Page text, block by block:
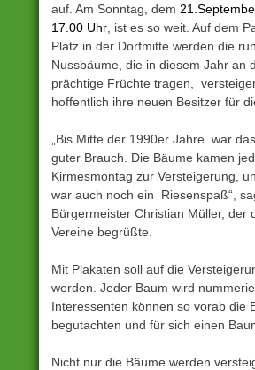
auf. Am Sonntag, dem
17.00 Uhr , ist es so weit. Auf dem
Platz in der Dorfmitte werden die
Nussbäume, die in diesem Jahr an
prächtige Früchte tragen,
hoffentlich ihre neuen Besitzer für
„Bis Mitte der 1990er Jahre war
guter Brauch. Die Bäume kamen
Kirmesmontag zur Versteigerung,
war auch noch ein Riesenspaß“,
Bürgermeister Christian Müller, der
Vereine begrüßte.
Mit Plakaten soll auf die
werden. Jeder Baum wird
Interessenten können so vorab die
begutachten und für sich einen
Nicht nur die Bäume werden